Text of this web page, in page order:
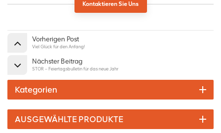
Kontaktieren Sie Uns
Vorherigen Post
Viel Glück für den Anfang!
Nächster Beitrag
STOR – Feiertagsbulletin für das neue Jahr
Kategorien
AUSGEWÄHLTE PRODUKTE